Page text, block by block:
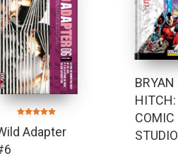
5.00
de 5Adapter
BRYAN
HITCH:
COMIC
STUDIO